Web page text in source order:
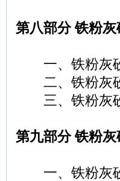
第八部分 铁粉
一、铁粉灰砂
二、铁粉灰砂
三、铁粉灰砂
第九部分 铁粉
一、铁粉灰